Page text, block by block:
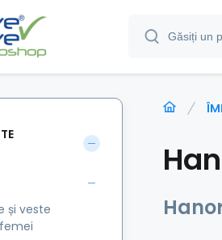
și veste